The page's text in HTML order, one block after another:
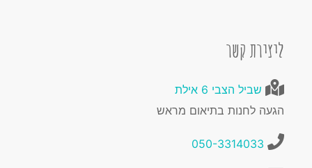
ליצירת קשר
שביל הצבי 6 אילת
הגעה לחנות בתיאום מראש
050-3314033